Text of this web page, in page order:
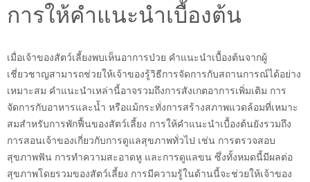
การให้คำแนะนำเบื้องต้น
เมื่อเจ้าของสัตว์เลี้ยงพบเห็นอาการป่วย คำแนะนำเบื้องต้นจากผู้
เชี่ยวชาญสามารถช่วยให้เจ้าของรู้วิธีการจัดการกับสถานการณ์ได้อย่าง
เหมาะสม คำแนะนำเหล่านี้อาจรวมถึงการสังเกตอาการเพิ่มเติม การ
จัดการกับอาหารและน้ำ หรือแม้กระทั่งการสร้างสภาพแวดล้อมที่เหมาะ
สมสำหรับการพักฟื้นของสัตว์เลี้ยง การให้คำแนะนำเบื้องต้นยังรวมถึง
การสอนเจ้าของเกี่ยวกับการดูแลสุขภาพทั่วไป เช่น การตรวจสอบ
สุขภาพฟัน การทำความสะอาดหู และการดูแลขน ซึ่งทั้งหมดนี้มีผลต่อ
สุขภาพโดยรวมของสัตว์เลี้ยง การมีความรู้ในด้านนี้จะช่วยให้เจ้าของ